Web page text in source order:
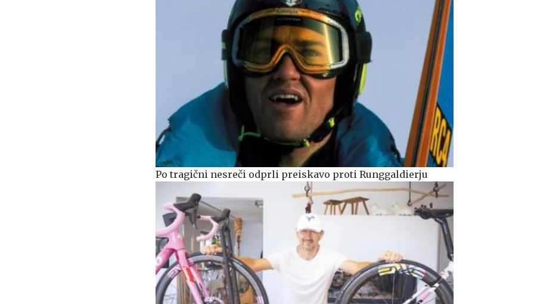
Po tragični nesreči odprli preiskavo proti Runggaldierju